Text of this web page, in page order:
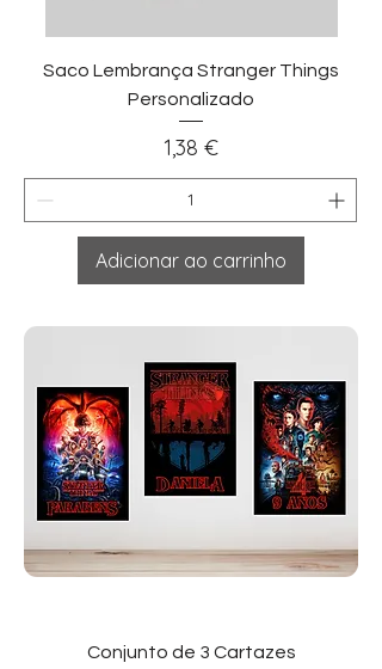
Saco Lembrança Stranger Things
Personalizado
Preço
1,38 €
Adicionar ao carrinho
Conjunto de 3 Cartazes